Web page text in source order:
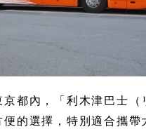
都內，「利木津巴士（
的選擇，特別適合攜帶